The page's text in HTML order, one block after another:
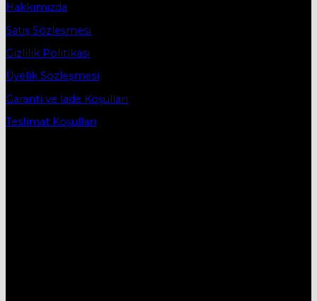
Hakkımızda
Satış Sözleşmesi
Gizlilik Politikası
Üyelik Sözleşmesi
Garanti ve İade Koşulları
Teslimat Koşulları